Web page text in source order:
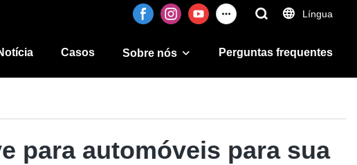
Língua
Casos Sobre nós Perguntas frequentes
para automóveis para sua